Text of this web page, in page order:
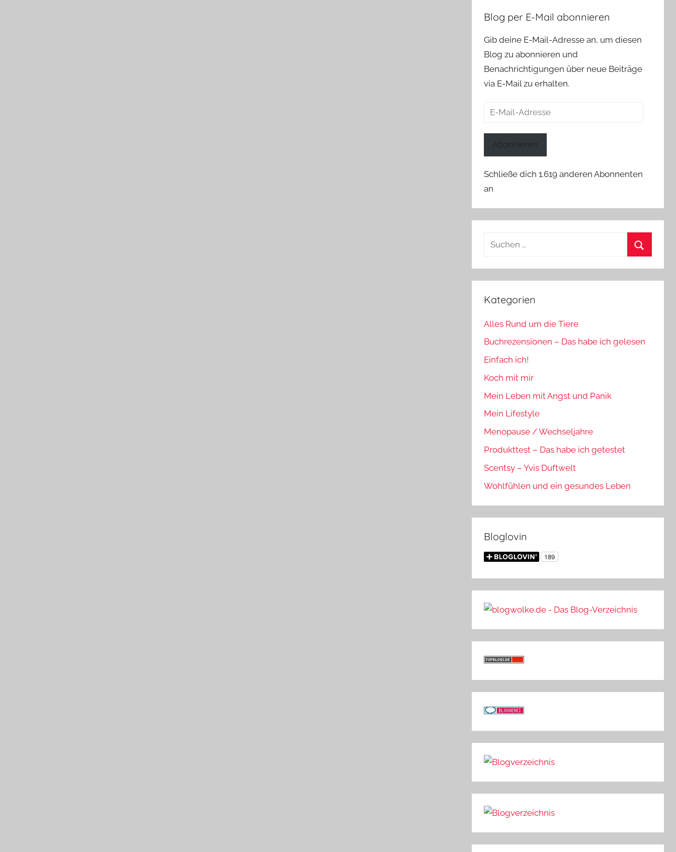
Blog per E-Mail abonnieren
Gib deine E-Mail-Adresse an, um diesen
Blog zu abonnieren und
Benachrichtigungen über neue Beiträge
via E-Mail zu erhalten.
E-
Abonnieren
Schließe dich 1.619 anderen Abonnenten
an
Suchen
Kategorien
Alles Rund um die Tiere
Buchrezensionen – Das habe ich gelesen
Einfach ich!
Koch mit mir
Mein Leben mit Angst und Panik
Mein Lifestyle
Menopause / Wechseljahre
Produkttest – Das habe ich getestet
Scentsy – Yvis Duftwelt
Wohlfühlen und ein gesundes Leben
Bloglovin